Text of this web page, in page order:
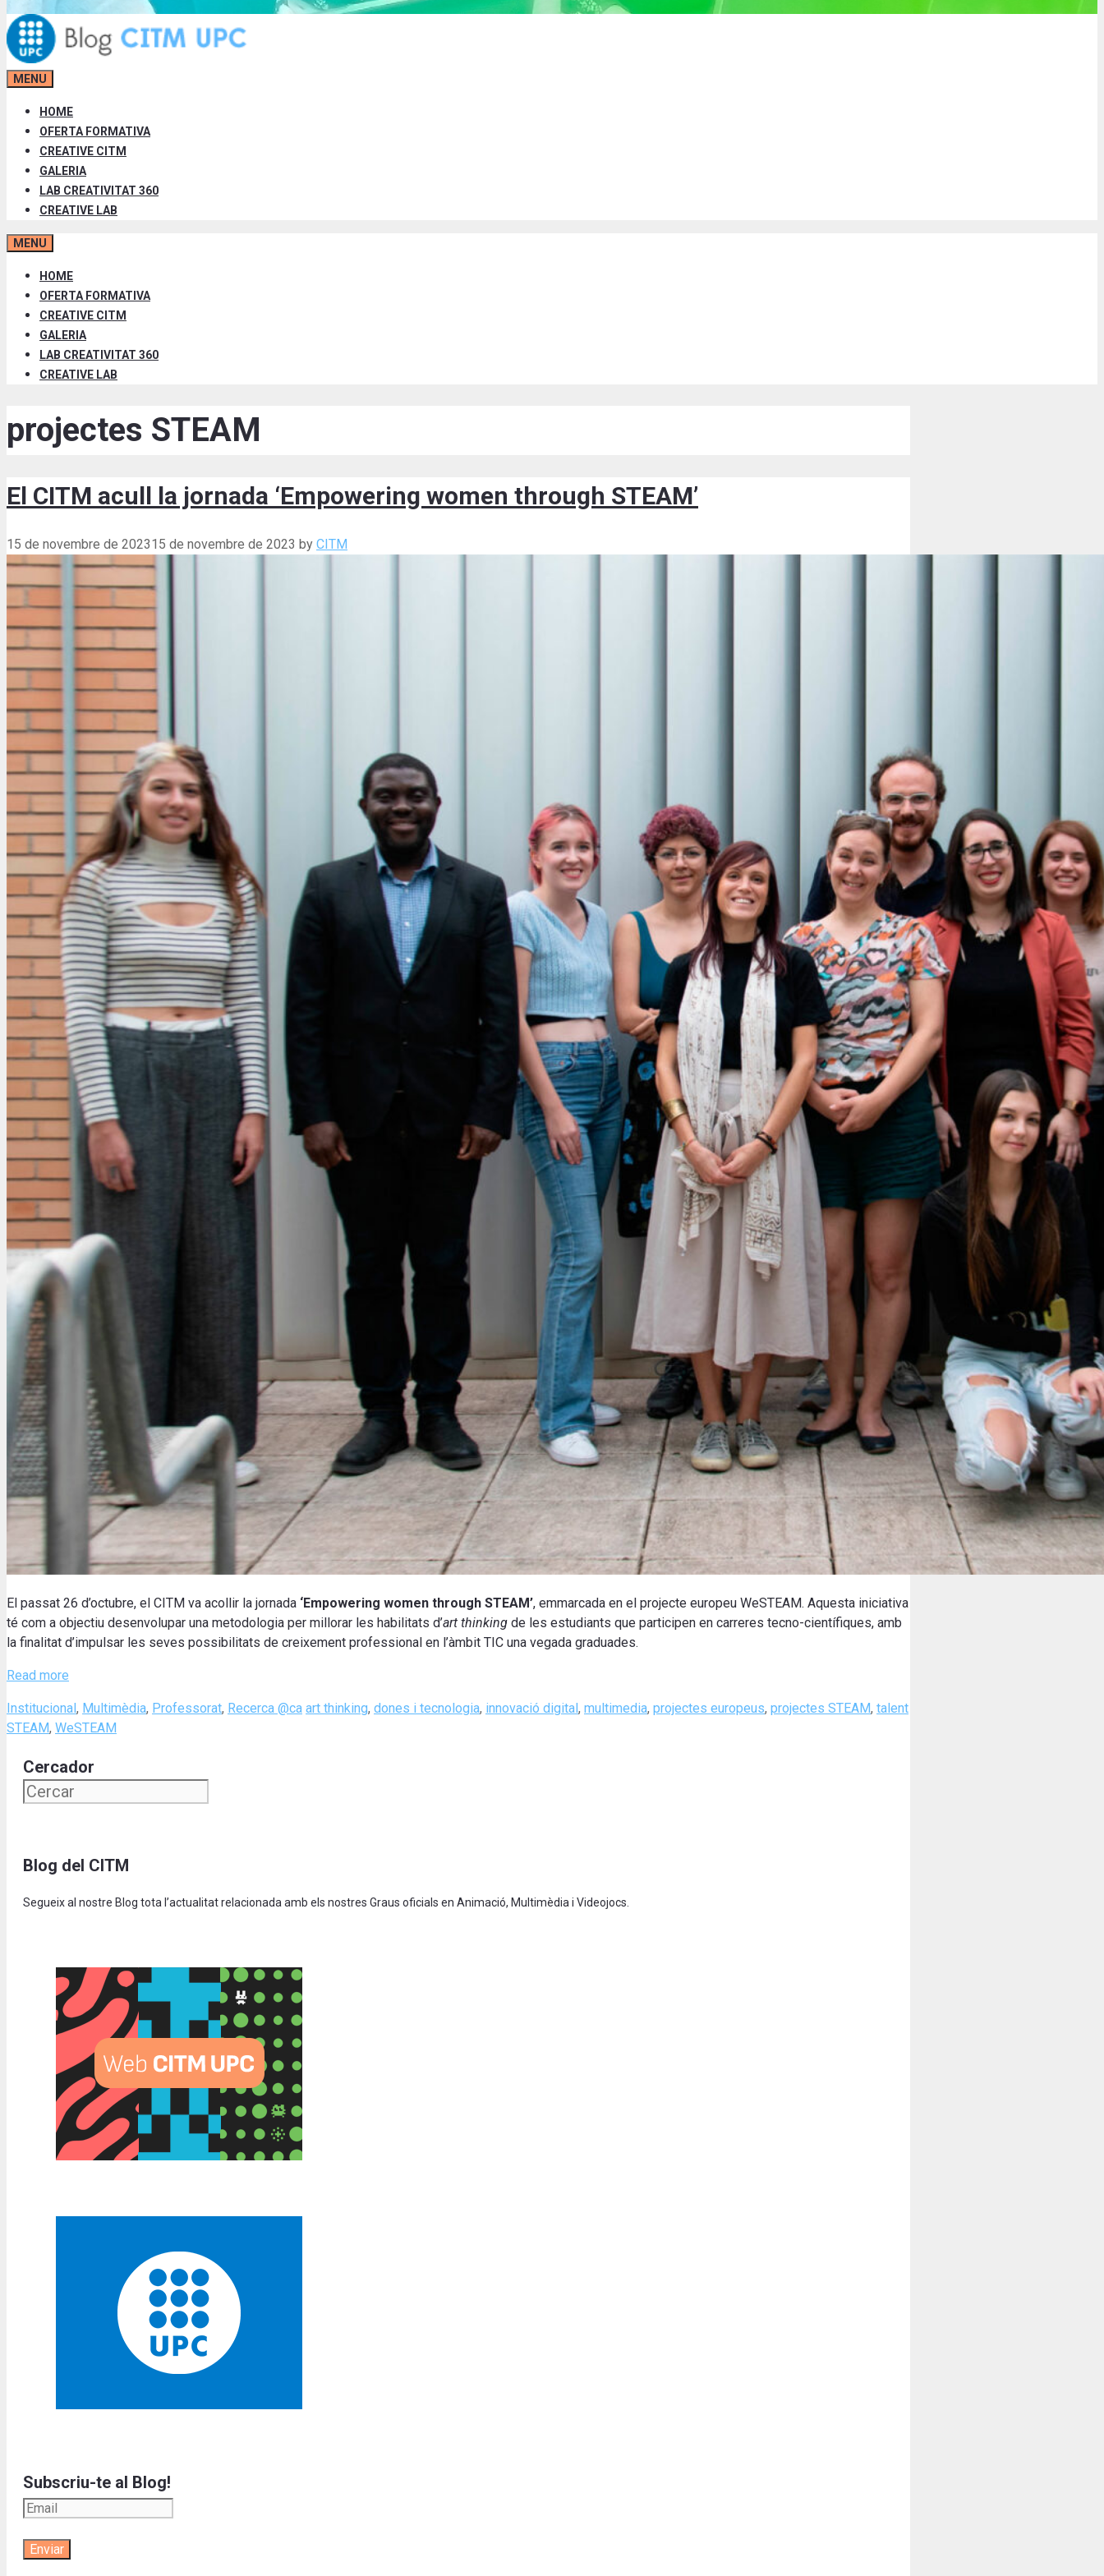
MENU
HOME
OFERTA FORMATIVA
CREATIVE CITM
GALERIA
LAB CREATIVITAT 360
CREATIVE LAB
MENU
HOME
OFERTA FORMATIVA
CREATIVE CITM
GALERIA
LAB CREATIVITAT 360
CREATIVE LAB
projectes STEAM
El CITM acull la jornada ‘Empowering women through STEAM’
15 de novembre de 202315 de novembre de 2023 by CITM
El passat 26 d’octubre, el CITM va acollir la jornada ‘Empowering women through STEAM’, emmarcada en el projecte europeu WeSTEAM. Aquesta iniciativa
té com a objectiu desenvolupar una metodologia per millorar les habilitats d’art thinking de les estudiants que participen en carreres tecno-científiques, amb
la finalitat d’impulsar les seves possibilitats de creixement professional en l’àmbit TIC una vegada graduades.
Read more
Categories
Institucional, Multimèdia, Professorat, Recerca @ca Tags
art thinking, dones i tecnologia, innovació digital, multimedia, projectes europeus, projectes STEAM, talent
STEAM, WeSTEAM
Cercador
Blog del CITM
Segueix al nostre Blog tota l’actualitat relacionada amb els nostres Graus oficials en Animació, Multimèdia i Videojocs.
Subscriu-te al Blog!